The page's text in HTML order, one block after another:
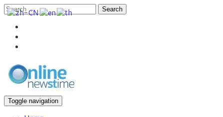
Search
Toggle navigation